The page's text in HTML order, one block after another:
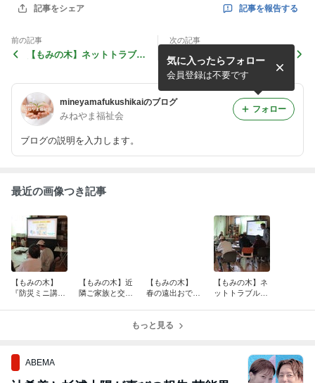
記事をシェア 記事を報告する
前の記事
【もみの木】ネットトラブル
次の記事
【もみの木】 ～餅つき大会
～ 1月８日（木）
mineyamafukushikaiのブログ
みねやま福祉会
ブログの説明を入力します。
気に入ったらフォロー
会員登録は不要です
フォロー
最近の画像つき記事
【もみの木】
『防災ミニ講
【もみの木】近
隣ご家族と交流
【もみの木】
春の遠出おでか
【もみの木】ネ
ットトラブル講
もっと見る
ABEMA